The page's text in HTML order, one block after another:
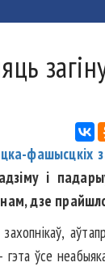
фашысцкіх
і
дзе
ўсе